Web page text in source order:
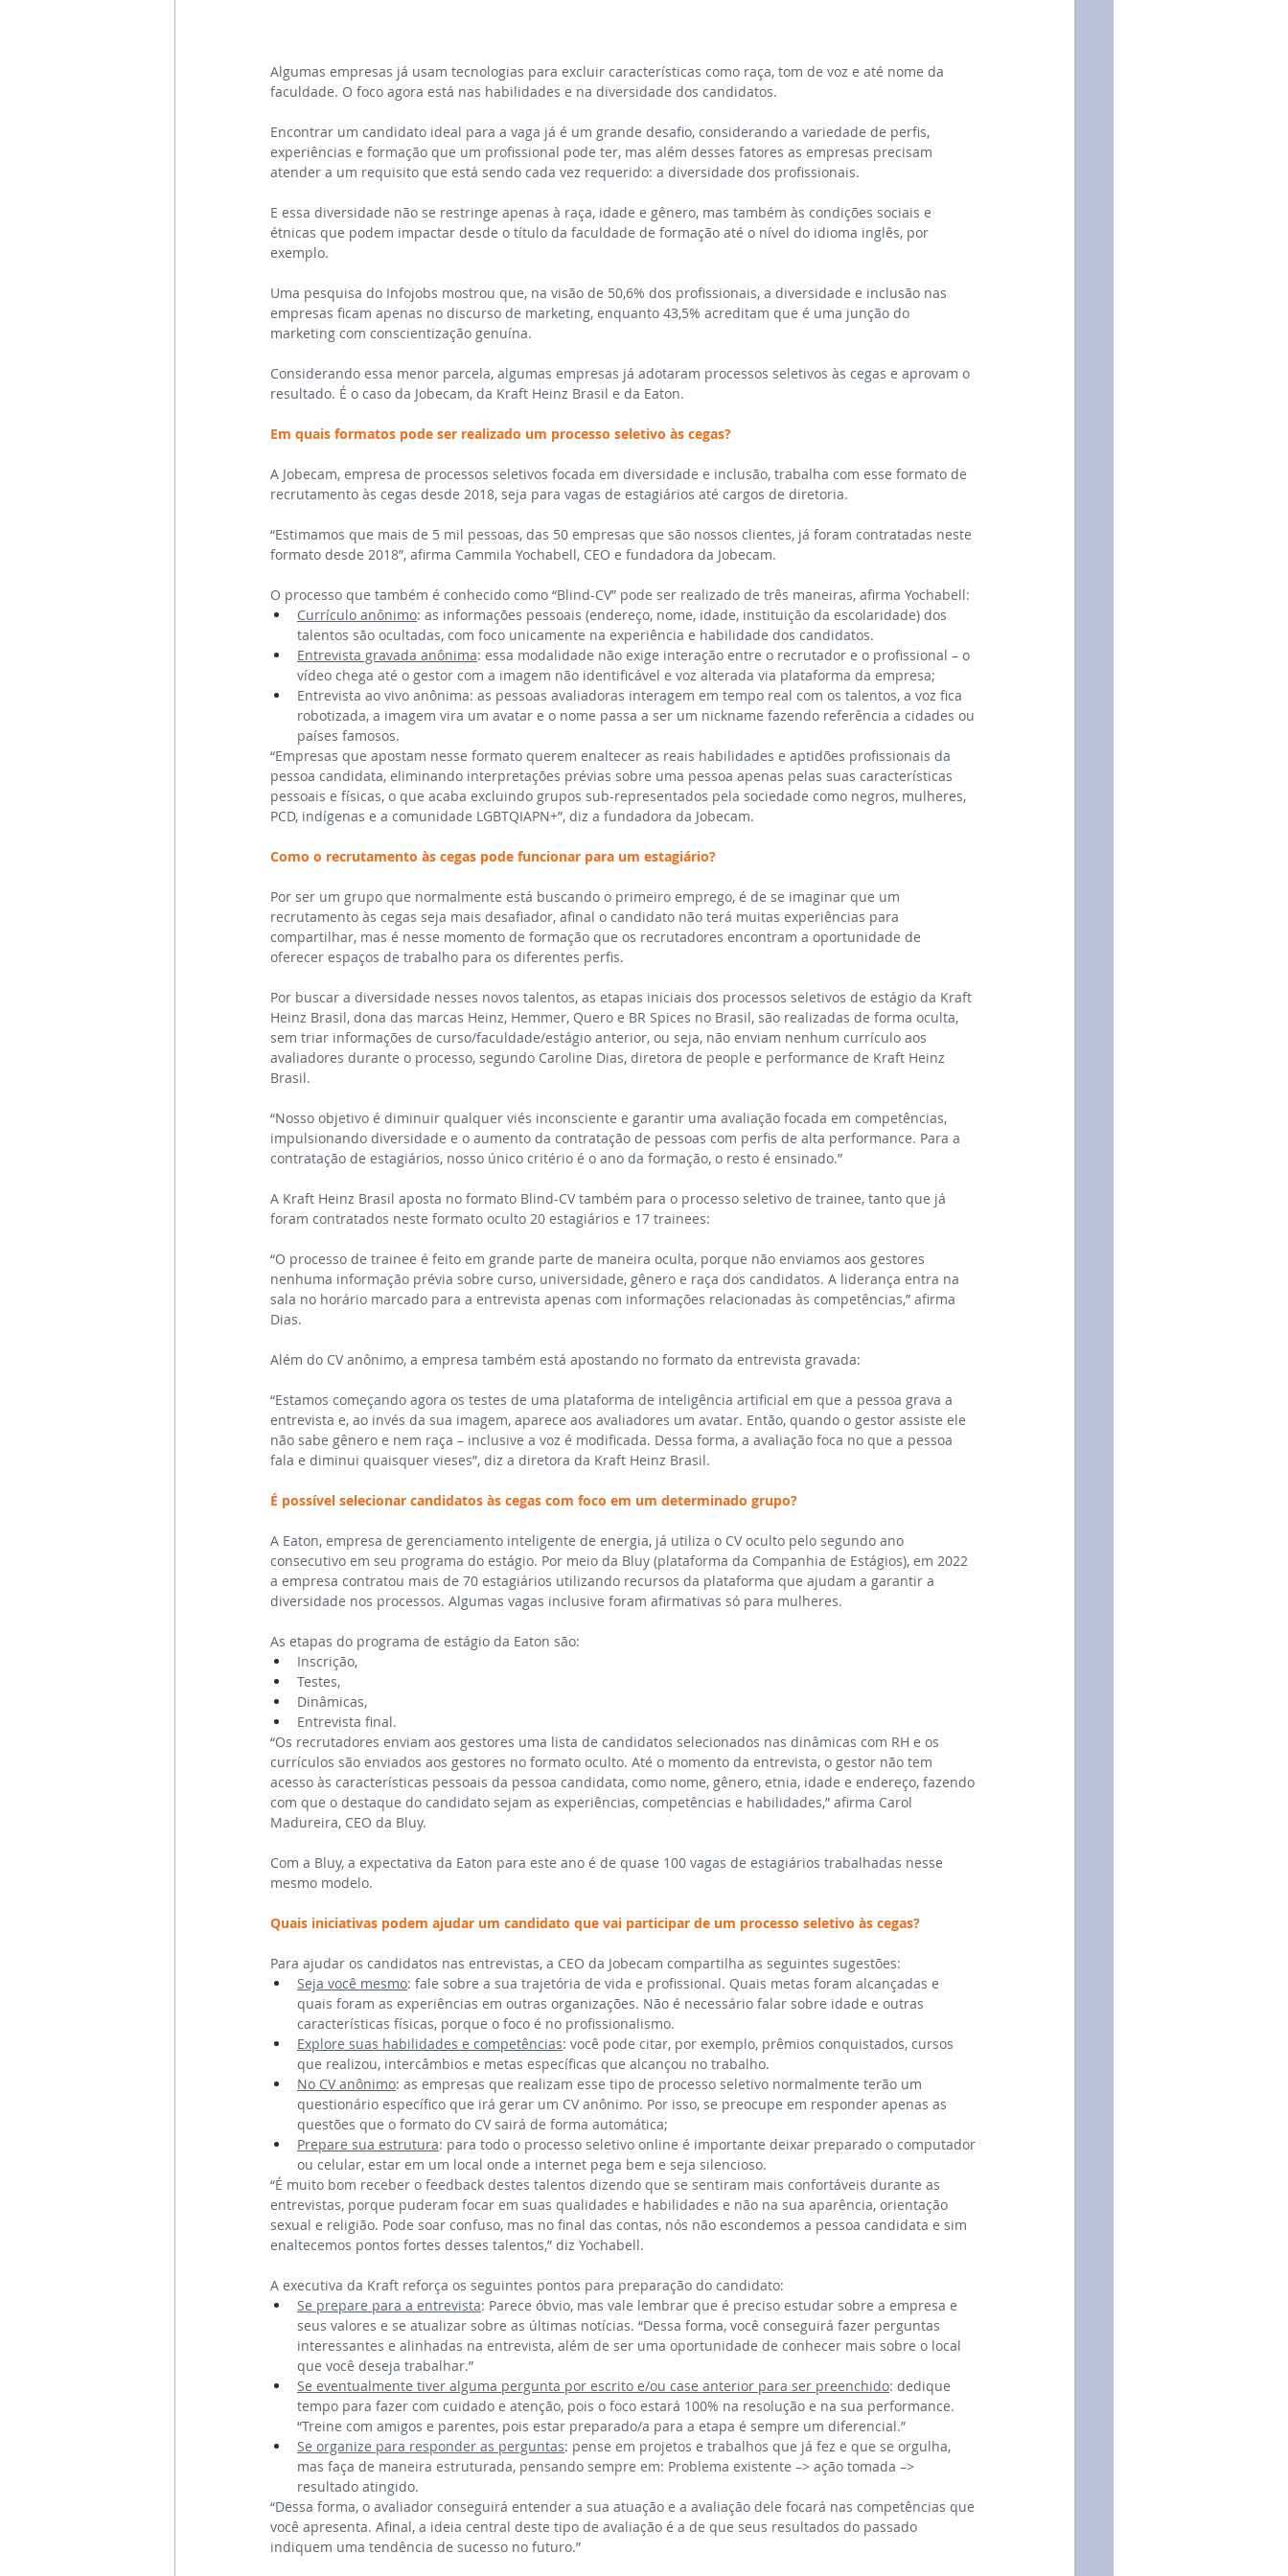
Algumas empresas já usam tecnologias para excluir características como raça, tom de voz e até nome da
faculdade. O foco agora está nas habilidades e na diversidade dos candidatos.
Encontrar um candidato ideal para a vaga já é um grande desafio, considerando a variedade de perfis,
experiências e formação que um profissional pode ter, mas além desses fatores as empresas precisam
atender a um requisito que está sendo cada vez requerido: a diversidade dos profissionais.
E essa diversidade não se restringe apenas à raça, idade e gênero, mas também às condições sociais e
étnicas que podem impactar desde o título da faculdade de formação até o nível do idioma inglês, por
exemplo.
Uma pesquisa do Infojobs mostrou que, na visão de 50,6% dos profissionais, a diversidade e inclusão nas
empresas ficam apenas no discurso de marketing, enquanto 43,5% acreditam que é uma junção do
marketing com conscientização genuína.
Considerando essa menor parcela, algumas empresas já adotaram processos seletivos às cegas e aprovam o
resultado. É o caso da Jobecam, da Kraft Heinz Brasil e da Eaton.
Em quais formatos pode ser realizado um processo seletivo às cegas?
A Jobecam, empresa de processos seletivos focada em diversidade e inclusão, trabalha com esse formato de
recrutamento às cegas desde 2018, seja para vagas de estagiários até cargos de diretoria.
“Estimamos que mais de 5 mil pessoas, das 50 empresas que são nossos clientes, já foram contratadas neste
formato desde 2018”, afirma Cammila Yochabell, CEO e fundadora da Jobecam.
O processo que também é conhecido como “Blind-CV” pode ser realizado de três maneiras, afirma Yochabell:
Currículo anônimo: as informações pessoais (endereço, nome, idade, instituição da escolaridade) dos
talentos são ocultadas, com foco unicamente na experiência e habilidade dos candidatos.
Entrevista gravada anônima: essa modalidade não exige interação entre o recrutador e o profissional – o
vídeo chega até o gestor com a imagem não identificável e voz alterada via plataforma da empresa;
Entrevista ao vivo anônima: as pessoas avaliadoras interagem em tempo real com os talentos, a voz fica
robotizada, a imagem vira um avatar e o nome passa a ser um nickname fazendo referência a cidades ou
países famosos.
“Empresas que apostam nesse formato querem enaltecer as reais habilidades e aptidões profissionais da
pessoa candidata, eliminando interpretações prévias sobre uma pessoa apenas pelas suas características
pessoais e físicas, o que acaba excluindo grupos sub-representados pela sociedade como negros, mulheres,
PCD, indígenas e a comunidade LGBTQIAPN+”, diz a fundadora da Jobecam.
Como o recrutamento às cegas pode funcionar para um estagiário?
Por ser um grupo que normalmente está buscando o primeiro emprego, é de se imaginar que um
recrutamento às cegas seja mais desafiador, afinal o candidato não terá muitas experiências para
compartilhar, mas é nesse momento de formação que os recrutadores encontram a oportunidade de
oferecer espaços de trabalho para os diferentes perfis.
Por buscar a diversidade nesses novos talentos, as etapas iniciais dos processos seletivos de estágio da Kraft
Heinz Brasil, dona das marcas Heinz, Hemmer, Quero e BR Spices no Brasil, são realizadas de forma oculta,
sem triar informações de curso/faculdade/estágio anterior, ou seja, não enviam nenhum currículo aos
avaliadores durante o processo, segundo Caroline Dias, diretora de people e performance de Kraft Heinz
Brasil.
“Nosso objetivo é diminuir qualquer viés inconsciente e garantir uma avaliação focada em competências,
impulsionando diversidade e o aumento da contratação de pessoas com perfis de alta performance. Para a
contratação de estagiários, nosso único critério é o ano da formação, o resto é ensinado.”
A Kraft Heinz Brasil aposta no formato Blind-CV também para o processo seletivo de trainee, tanto que já
foram contratados neste formato oculto 20 estagiários e 17 trainees:
“O processo de trainee é feito em grande parte de maneira oculta, porque não enviamos aos gestores
nenhuma informação prévia sobre curso, universidade, gênero e raça dos candidatos. A liderança entra na
sala no horário marcado para a entrevista apenas com informações relacionadas às competências,” afirma
Dias.
Além do CV anônimo, a empresa também está apostando no formato da entrevista gravada:
“Estamos começando agora os testes de uma plataforma de inteligência artificial em que a pessoa grava a
entrevista e, ao invés da sua imagem, aparece aos avaliadores um avatar. Então, quando o gestor assiste ele
não sabe gênero e nem raça – inclusive a voz é modificada. Dessa forma, a avaliação foca no que a pessoa
fala e diminui quaisquer vieses”, diz a diretora da Kraft Heinz Brasil.
É possível selecionar candidatos às cegas com foco em um determinado grupo?
A Eaton, empresa de gerenciamento inteligente de energia, já utiliza o CV oculto pelo segundo ano
consecutivo em seu programa do estágio. Por meio da Bluy (plataforma da Companhia de Estágios), em 2022
a empresa contratou mais de 70 estagiários utilizando recursos da plataforma que ajudam a garantir a
diversidade nos processos. Algumas vagas inclusive foram afirmativas só para mulheres.
As etapas do programa de estágio da Eaton são:
Inscrição,
Testes,
Dinâmicas,
Entrevista final.
“Os recrutadores enviam aos gestores uma lista de candidatos selecionados nas dinâmicas com RH e os
currículos são enviados aos gestores no formato oculto. Até o momento da entrevista, o gestor não tem
acesso às características pessoais da pessoa candidata, como nome, gênero, etnia, idade e endereço, fazendo
com que o destaque do candidato sejam as experiências, competências e habilidades,” afirma Carol
Madureira, CEO da Bluy.
Com a Bluy, a expectativa da Eaton para este ano é de quase 100 vagas de estagiários trabalhadas nesse
mesmo modelo.
Quais iniciativas podem ajudar um candidato que vai participar de um processo seletivo às cegas?
Para ajudar os candidatos nas entrevistas, a CEO da Jobecam compartilha as seguintes sugestões:
Seja você mesmo: fale sobre a sua trajetória de vida e profissional. Quais metas foram alcançadas e
quais foram as experiências em outras organizações. Não é necessário falar sobre idade e outras
características físicas, porque o foco é no profissionalismo.
Explore suas habilidades e competências: você pode citar, por exemplo, prêmios conquistados, cursos
que realizou, intercâmbios e metas específicas que alcançou no trabalho.
No CV anônimo: as empresas que realizam esse tipo de processo seletivo normalmente terão um
questionário específico que irá gerar um CV anônimo. Por isso, se preocupe em responder apenas as
questões que o formato do CV sairá de forma automática;
Prepare sua estrutura: para todo o processo seletivo online é importante deixar preparado o computador
ou celular, estar em um local onde a internet pega bem e seja silencioso.
“É muito bom receber o feedback destes talentos dizendo que se sentiram mais confortáveis durante as
entrevistas, porque puderam focar em suas qualidades e habilidades e não na sua aparência, orientação
sexual e religião. Pode soar confuso, mas no final das contas, nós não escondemos a pessoa candidata e sim
enaltecemos pontos fortes desses talentos,” diz Yochabell.
A executiva da Kraft reforça os seguintes pontos para preparação do candidato:
Se prepare para a entrevista: Parece óbvio, mas vale lembrar que é preciso estudar sobre a empresa e
seus valores e se atualizar sobre as últimas notícias. “Dessa forma, você conseguirá fazer perguntas
interessantes e alinhadas na entrevista, além de ser uma oportunidade de conhecer mais sobre o local
que você deseja trabalhar.”
Se eventualmente tiver alguma pergunta por escrito e/ou case anterior para ser preenchido: dedique
tempo para fazer com cuidado e atenção, pois o foco estará 100% na resolução e na sua performance.
“Treine com amigos e parentes, pois estar preparado/a para a etapa é sempre um diferencial.”
Se organize para responder as perguntas: pense em projetos e trabalhos que já fez e que se orgulha,
mas faça de maneira estruturada, pensando sempre em: Problema existente –> ação tomada –>
resultado atingido.
“Dessa forma, o avaliador conseguirá entender a sua atuação e a avaliação dele focará nas competências que
você apresenta. Afinal, a ideia central deste tipo de avaliação é a de que seus resultados do passado
indiquem uma tendência de sucesso no futuro.”